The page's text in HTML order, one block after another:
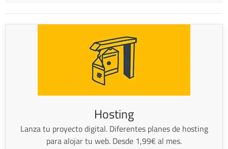
Hosting
Lanza tu proyecto digital. Diferentes planes de hosting
para alojar tu web. Desde 1,99€ al mes.